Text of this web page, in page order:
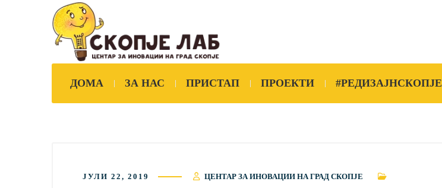
ДОМА ЗА НАС ПРИСТАП ПРОЕКТИ #РЕДИЗАЈНСКОПЈЕ
ЈУЛИ 22, 2019 ЦЕНТАР ЗА ИНОВАЦИИ НА ГРАД СКОПЈЕ